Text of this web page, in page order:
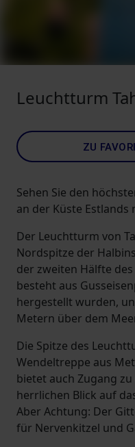
Leuchtturm
ZU
Sehen Sie den
an der Küste Estlands
Der Leuchtturm von
Nordspitze der
der zweiten Hälfte
besteht aus
hergestellt wurden,
Metern über dem
Die Spitze des
Wendeltreppe aus
bietet auch Zugang
herrlichen Blick auf
Aber Achtung: Der
für Nervenkitzel und